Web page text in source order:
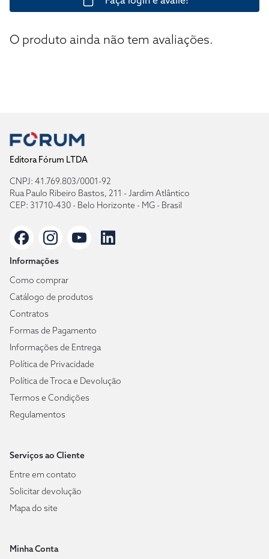
O produto ainda não tem avaliações.
Editora Fórum LTDA
CNPJ: 41.769.803/0001-92
Rua Paulo Ribeiro Bastos, 211 - Jardim Atlântico
CEP: 31710-430 - Belo Horizonte - MG - Brasil
Informações
Como comprar
Catálogo de produtos
Contratos
Formas de Pagamento
Informações de Entrega
Política de Privacidade
Política de Troca e Devolução
Termos e Condições
Regulamentos
Serviços ao Cliente
Entre em contato
Solicitar devolução
Mapa do site
Minha Conta